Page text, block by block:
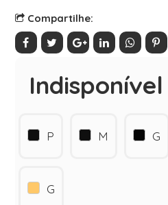
Compartilhe:
Indisponível
P M G
G